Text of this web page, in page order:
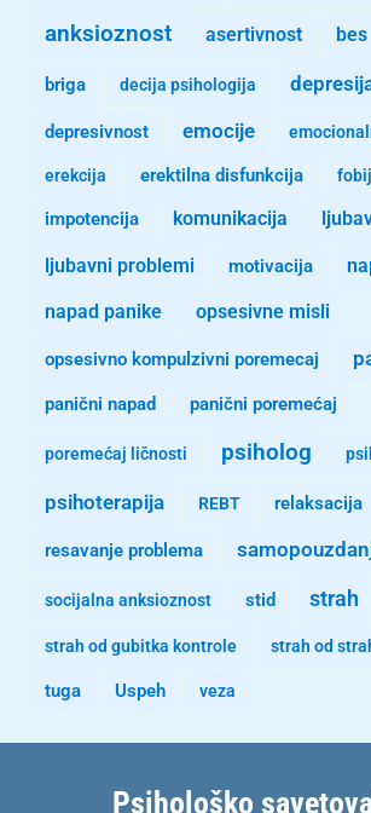
anksioznost asertivnost bes
briga decija psihologija
depresivnost emocije
erekcija erektilna disfunkcija
impotencija komunikacija
ljubavni problemi motivacija
napad panike opsesivne misli
opsesivno kompulzivni poremecaj
panični napad panični poremećaj
poremećaj ličnosti psiholog
psihoterapija REBT relaksacija
resavanje problema
socijalna anksioznost stid strah
strah od gubitka kontrole strah od
tuga Uspeh veza
Psihološko